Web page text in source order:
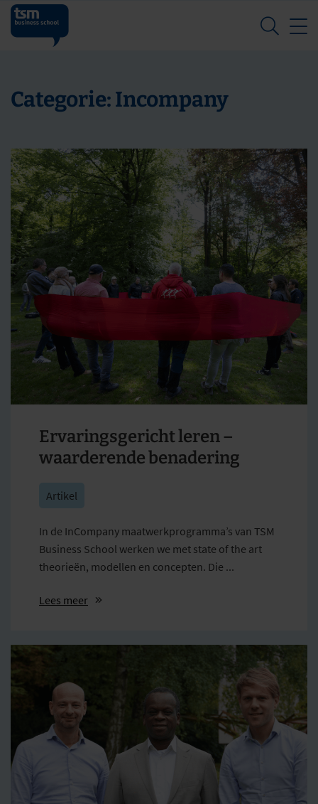
Categorie:Incompany
Ervaringsgericht leren –
waarderende benadering
Artikel
In de InCompany maatwerkprogramma’s van TSM
Business School werken we met state of the art
theorieën, modellen en concepten. Die ...
Lees meer